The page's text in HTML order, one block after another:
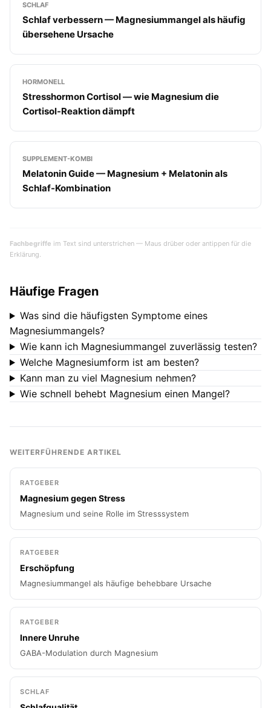
SCHLAF
Schlaf verbessern — Magnesiummangel als häufig
übersehene Ursache
HORMONELL
Stresshormon Cortisol — wie Magnesium die
Cortisol-Reaktion dämpft
SUPPLEMENT-KOMBI
Melatonin Guide — Magnesium + Melatonin als
Schlaf-Kombination
Fachbegriffe im Text sind unterstrichen — Maus drüber oder antippen für die
Erklärung.
Häufige Fragen
Was sind die häufigsten Symptome eines
Magnesiummangels?
Wie kann ich Magnesiummangel zuverlässig testen?
Welche Magnesiumform ist am besten?
Kann man zu viel Magnesium nehmen?
Wie schnell behebt Magnesium einen Mangel?
WEITERFÜHRENDE ARTIKEL
RATGEBER
Magnesium gegen Stress
Magnesium und seine Rolle im Stresssystem
RATGEBER
Erschöpfung
Magnesiummangel als häufige behebbare Ursache
RATGEBER
Innere Unruhe
GABA-Modulation durch Magnesium
SCHLAF